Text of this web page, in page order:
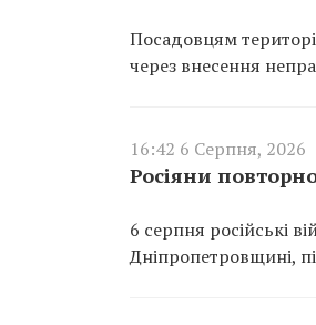
Посадовцям
через внесення
16:42 6 Серпня, 2026
Росіяни
6 серпня російські
Дніпропетровщині,